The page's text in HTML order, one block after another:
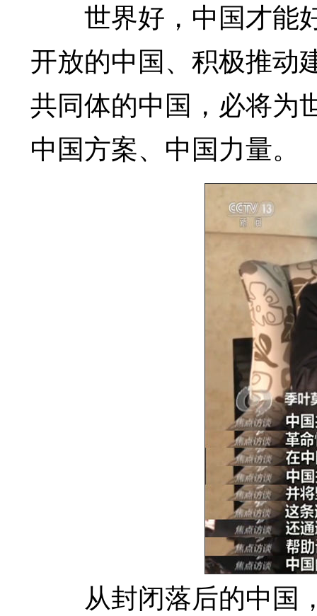
世界好，中国才能
开放的中国、积极推动
共同体的中国，必将为
中国方案、中国力量。
从封闭落后的中国